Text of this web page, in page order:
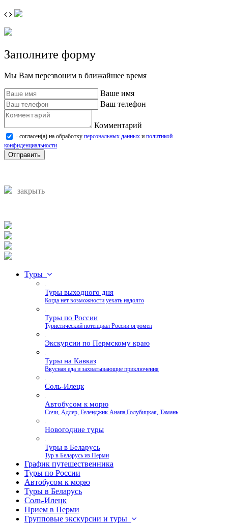
Заполните форму
Мы Вам перезвоним в ближайшее время
Ваше имя
Ваш телефон
Комментарий
- согласен(а) на обработку персональных данных и политикой
конфиденциальности
Отправить
закрыть
Туры
Туры выходного дня
Когда нет возможности уехать надолго
Туры по России
Туристический потенциал России огромен
Экскурсии по Пермскому краю
Туры на Кавказ
Вкусная еда и захватывающие приключения
Соль-Илецк
Автобусом к морю
Сочи, Адлер, Геленджик Анапа,Голубицкая, Тамань
Новогодние туры
Туры в Беларусь
Тур в Беларусь из Перми
График путешественника
Туры по России
Автобусом к морю
Туры в Беларусь
Соль-Илецк
Прием в Перми
Групповые экскурсии и туры